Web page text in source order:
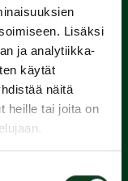
Lisäksi
ja analytiikka-
käytät
näitä
heille tai joita on